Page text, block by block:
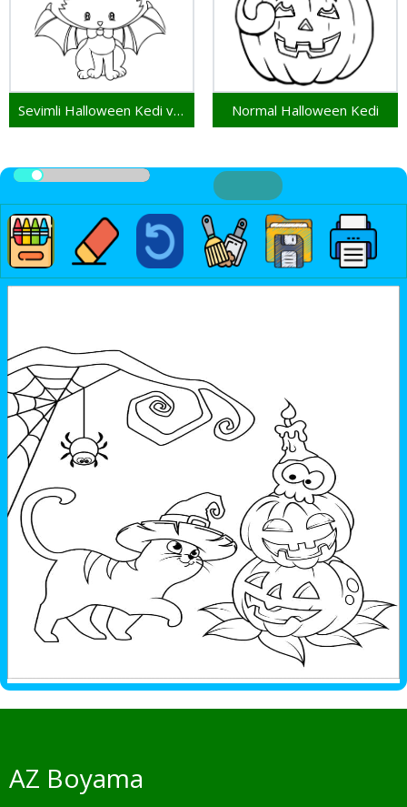
Sevimli Halloween Kedi ve Yarasa Normal Halloween Kedi
AZ Boyama